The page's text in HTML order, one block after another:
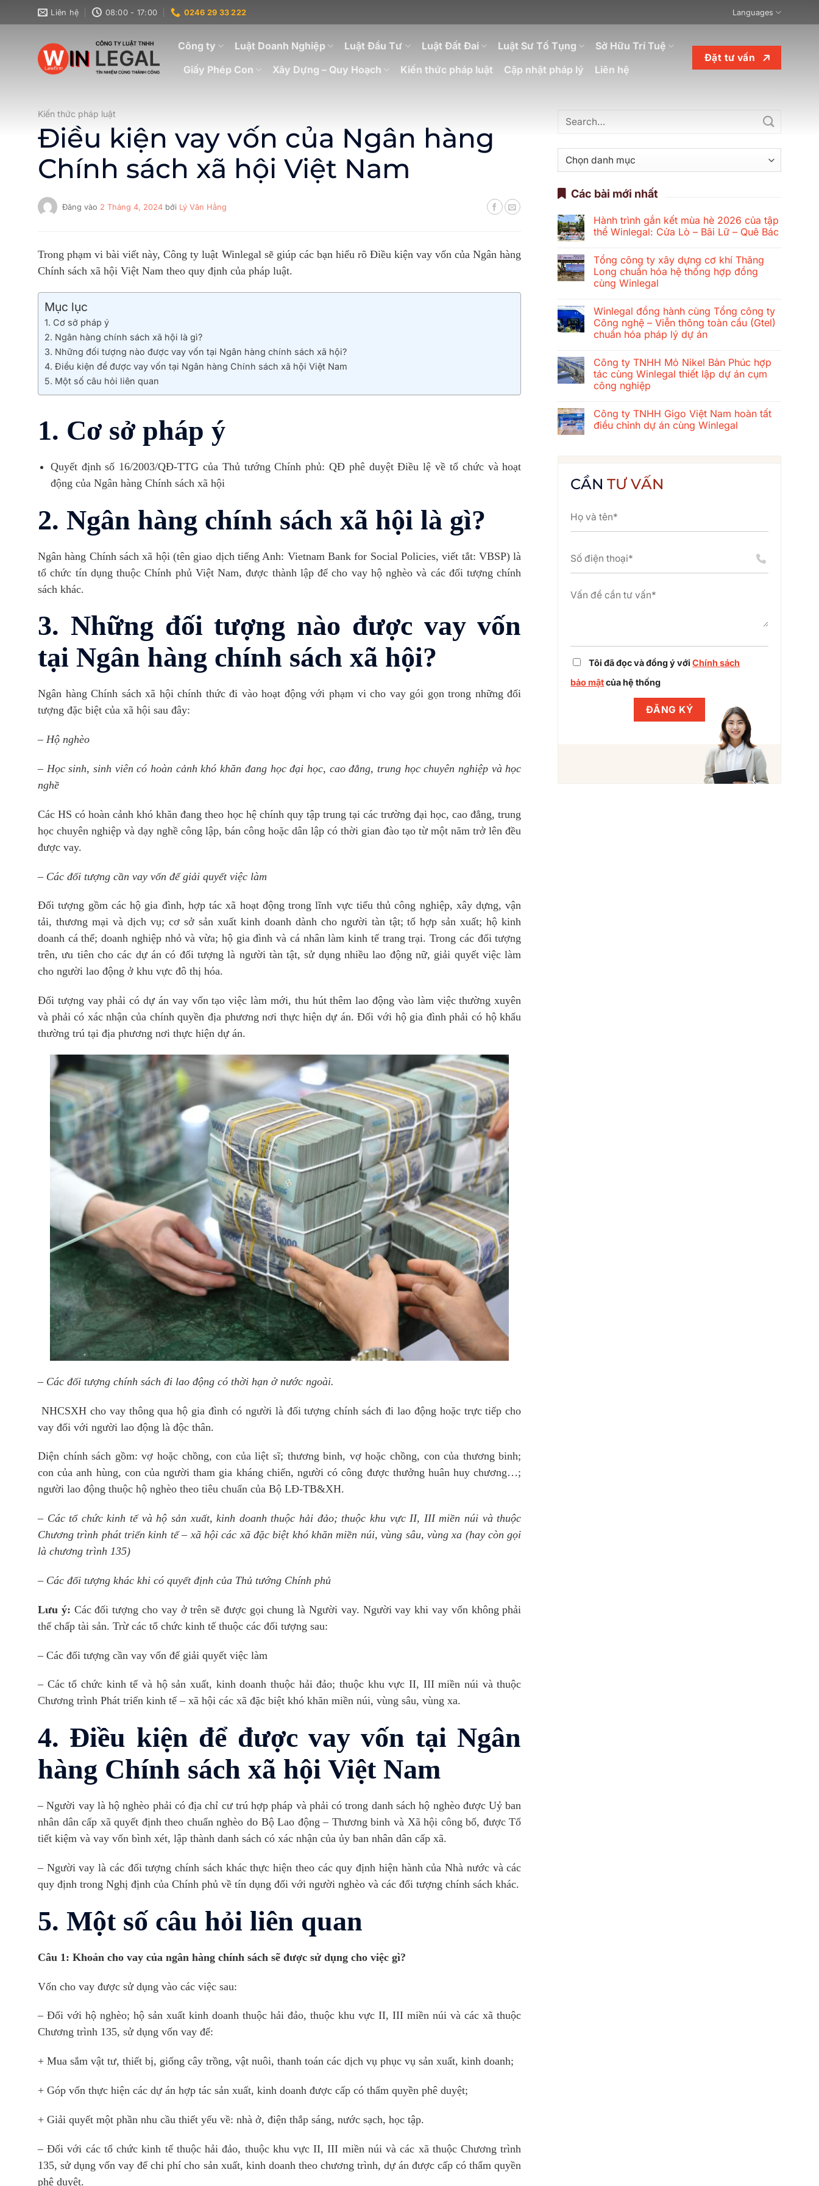
qua
Liên hệ 08:00 - 17:00 0246 29 33 222 Languages
Công ty Luật Doanh Nghiệp Luật Đầu Tư Luật Đất Đai Luật Sư Tố Tụng
Sở Hữu Trí Tuệ
Giấy Phép Con
Xây Dựng – Quy Hoạch Kiến thức pháp luật Cập nhật pháp lý Liên hệ
Đặt tư vấn
Kiến thức pháp luật
Điều kiện vay vốn của Ngân hàng
Chính sách xã hội Việt Nam
Đăng vào 2 Tháng 4, 2024 bởi Lý Văn Hằng
Trong phạm vi bài viết này, Công ty luật Winlegal sẽ giúp các bạn hiểu rõ Điều kiện vay vốn củaNgân hàng
Chính sách xã hội Việt Nam theo quy định của pháp luật.
Mục lục
1. Cơ sở pháp ý
2. Ngân hàng chính sách xã hội là gì?
3. Những đối tượng nào được vay vốn tại Ngân hàng chính sách xã hội?
4. Điều kiện để được vay vốn tại Ngân hàng Chính sách xã hội Việt Nam
5. Một số câu hỏi liên quan
1. Cơ sở pháp ý
Quyết định số 16/2003/QĐ-TTG của Thủ tướng Chính phủ: QĐ phê duyệt Điều lệ về tổ chức và hoạt
động của Ngân hàng Chính sách xã hội
2. Ngân hàng chính sách xã hội là gì?
Ngân hàng Chính sách xã hội (tên giao dịch tiếng Anh: Vietnam Bank for Social Policies, viết tắt: VBSP) là
tổ chức tín dụng thuộc Chính phủ Việt Nam, được thành lập để cho vay hộ nghèo và các đối tượng chính
sách khác.
3. Những đối tượng nào được vay vốn
tại Ngân hàng chính sách xã hội?
Ngân hàng Chính sách xã hội chính thức đi vào hoạt động với phạm vi cho vay gói gọn trong những đối
tượng đặc biệt của xã hội sau đây:
– Hộ nghèo
– Học sinh, sinh viên có hoàn cảnh khó khăn đang học đại học, cao đẳng, trung học chuyên nghiệp và học
nghề
Các HS có hoàn cảnh khó khăn đang theo học hệ chính quy tập trung tại các trường đại học, cao đẳng, trung
học chuyên nghiệp và dạy nghề công lập, bán công hoặc dân lập có thời gian đào tạo từ một năm trở lên đều
được vay.
– Các đối tượng cần vay vốn để giải quyết việc làm
Đối tượng gồm các hộ gia đình, hợp tác xã hoạt động trong lĩnh vực tiểu thủ công nghiệp, xây dựng, vận
tải, thương mại và dịch vụ; cơ sở sản xuất kinh doanh dành cho người tàn tật; tổ hợp sản xuất; hộ kinh
doanh cá thể; doanh nghiệp nhỏ và vừa; hộ gia đình và cá nhân làm kinh tế trang trại. Trong các đối tượng
trên, ưu tiên cho các dự án có đối tượng là người tàn tật, sử dụng nhiều lao động nữ, giải quyết việc làm
cho người lao động ở khu vực đô thị hóa.
Đối tượng vay phải có dự án vay vốn tạo việc làm mới, thu hút thêm lao động vào làm việc thường xuyên
và phải có xác nhận của chính quyền địa phương nơi thực hiện dự án. Đối với hộ gia đình phải có hộ khẩu
thường trú tại địa phương nơi thực hiện dự án.
– Các đối tượng chính sách đi lao động có thời hạn ở nước ngoài.
NHCSXH cho vay thông qua hộ gia đình có người là đối tượng chính sách đi lao động hoặc trực tiếp cho
vay đối với người lao động là độc thân.
Diện chính sách gồm: vợ hoặc chồng, con của liệt sĩ; thương binh, vợ hoặc chồng, con của thương binh;
con của anh hùng, con của người tham gia kháng chiến, người có công được thưởng huân huy chương…;
người lao động thuộc hộ nghèo theo tiêu chuẩn của Bộ LĐ-TB&XH.
– Các tổ chức kinh tế và hộ sản xuất, kinh doanh thuộc hải đảo; thuộc khu vực II, III miền núi và thuộc
Chương trình phát triển kinh tế – xã hội các xã đặc biệt khó khăn miền núi, vùng sâu, vùng xa (hay còn gọi
là chương trình 135)
– Các đối tượng khác khi có quyết định của Thủ tướng Chính phủ
Lưu ý: Các đối tượng cho vay ở trên sẽ được gọi chung là Người vay. Người vay khi vay vốn không phải
thế chấp tài sản. Trừ các tổ chức kinh tế thuộc các đối tượng sau:
– Các đối tượng cần vay vốn để giải quyết việc làm
– Các tổ chức kinh tế và hộ sản xuất, kinh doanh thuộc hải đảo; thuộc khu vực II, III miền núi và thuộc
Chương trình Phát triển kinh tế – xã hội các xã đặc biệt khó khăn miền núi, vùng sâu, vùng xa.
4. Điều kiện để được vay vốn tại Ngân
hàng Chính sách xã hội Việt Nam
– Người vay là hộ nghèo phải có địa chỉ cư trú hợp pháp và phải có trong danh sách hộ nghèo được Uỷ ban
nhân dân cấp xã quyết định theo chuẩn nghèo do Bộ Lao động – Thương binh và Xã hội công bố, được Tổ
tiết kiệm và vay vốn bình xét, lập thành danh sách có xác nhận của ủy ban nhân dân cấp xã.
– Người vay là các đối tượng chính sách khác thực hiện theo các quy định hiện hành của Nhà nước và các
quy định trong Nghị định của Chính phủ về tín dụng đối với người nghèo và các đối tượng chính sách khác.
5. Một số câu hỏi liên quan
Câu 1: Khoản cho vay của ngân hàng chính sách sẽ được sử dụng cho việc gì?
Vốn cho vay được sử dụng vào các việc sau:
– Đối với hộ nghèo; hộ sản xuất kinh doanh thuộc hải đảo, thuộc khu vực II, III miền núi và các xã thuộc
Chương trình 135, sử dụng vốn vay để:
+ Mua sắm vật tư, thiết bị, giống cây trồng, vật nuôi, thanh toán các dịch vụ phục vụ sản xuất, kinh doanh;
+ Góp vốn thực hiện các dự án hợp tác sản xuất, kinh doanh được cấp có thẩm quyền phê duyệt;
+ Giải quyết một phần nhu cầu thiết yếu về: nhà ở, điện thắp sáng, nước sạch, học tập.
– Đối với các tổ chức kinh tế thuộc hải đảo, thuộc khu vực II, III miền núi và các xã thuộc Chương trình
135, sử dụng vốn vay để chi phí cho sản xuất, kinh doanh theo chương trình, dự án được cấp có thẩm quyền
phê duyệt.
Danh
mục
Các bài mới nhất
Hành trình gắn kết mùa hè 2026 của tập
thể Winlegal: Cửa Lò – Bãi Lữ – Quê Bác
bình
luận
ở
Hành
kết
mùa
hè
2026
của
Winlegal:
Cửa
Lò
–
–
Quê
Bác
Tổng công ty xây dựng cơ khí Thăng
Long chuẩn hóa hệ thống hợp đồng
cùng Winlegal
bình
luận
ở
Tổng
xây
dựng
cơ
khí
Thăng
hóa
hệ
thống
Winlegal đồng hành cùng Tổng công ty
Công nghệ – Viễn thông toàn cầu (Gtel)
chuẩn hóa pháp lý dự án
bình
luận
ở
Winlegal
cùng
Tổng
công
toàn
cầu
hóa
pháp
Công ty TNHH Mỏ Nikel Bản Phúc hợp
tác cùng Winlegal thiết lập dự án cụm
công nghiệp
bình
luận
ở
Bản
Phúc
Winlegal
lập
cụm
công
nghiệp
Công ty TNHH Gigo Việt Nam hoàn tất
điều chỉnh dự án cùng Winlegal
Công
ty
Nam
tất
dự
án
cùng
CẦNTƯ VẤN
Tôi đã đọc và đồng ý vớiChính sách
bảo mậtcủa hệ thống